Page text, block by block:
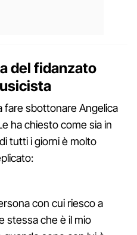
del fidanzato
fare sbottonare Angelica
ha chiesto come sia in
tutti i giorni è molto
con cui riesco a
stessa che è il mio